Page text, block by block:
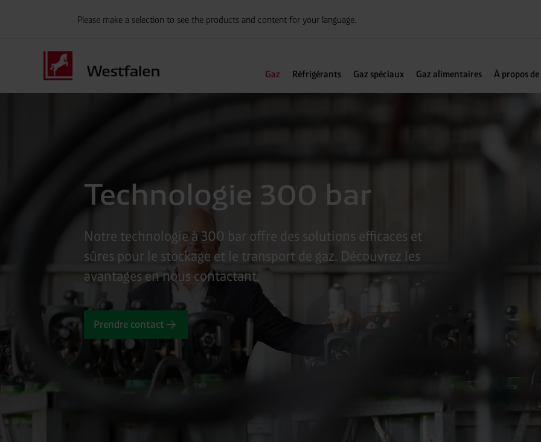
Please make a selection to see the products and content for your language.
Gaz Réfrigérants Gaz spéciaux Gaz alimentaires À propos
Technologie 300 bar
Notre technologie à 300 bar offre des solutions efficaces et
sûres pour le stockage et le transport de gaz. Découvrez les
avantages en nous contactant.
Prendre contact